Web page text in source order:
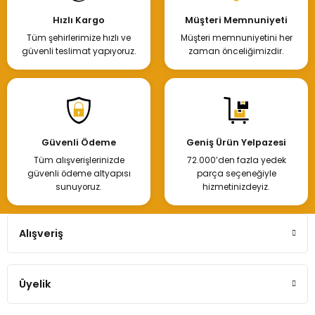
Hızlı Kargo
Tüm şehirlerimize hızlı ve
güvenli teslimat yapıyoruz.
Müşteri Memnuniyeti
Müşteri memnuniyetini her
zaman önceliğimizdir.
Güvenli Ödeme
Tüm alışverişlerinizde
güvenli ödeme altyapısı
sunuyoruz.
Geniş Ürün Yelpazesi
72.000’den fazla yedek
parça seçeneğiyle
hizmetinizdeyiz.
Alışveriş
Üyelik